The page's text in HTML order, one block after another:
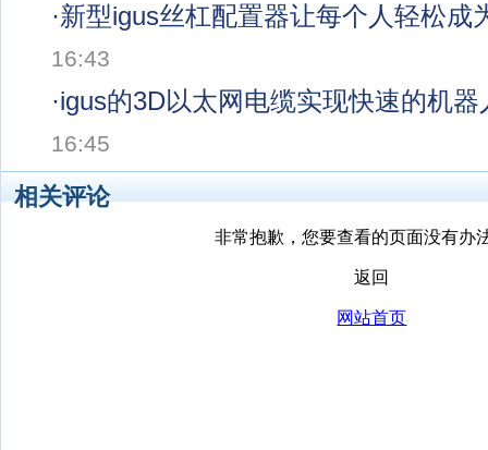
·新型igus丝杠配置器让每个人轻松成
16:43
·igus的3D以太网电缆实现快速的机器
16:45
相关评论